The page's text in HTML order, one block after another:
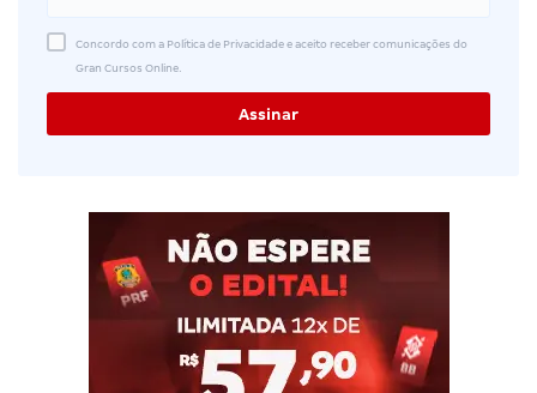
Concordo com a Política de Privacidade e aceito receber comunicações do
Gran Cursos Online.